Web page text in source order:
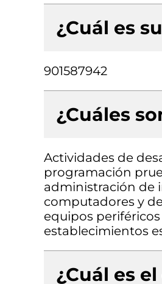
¿Cuál es
901587942
¿Cuáles
Actividades de
programación
administración de
computadores y
equipos
establecimientos
¿Cuál es